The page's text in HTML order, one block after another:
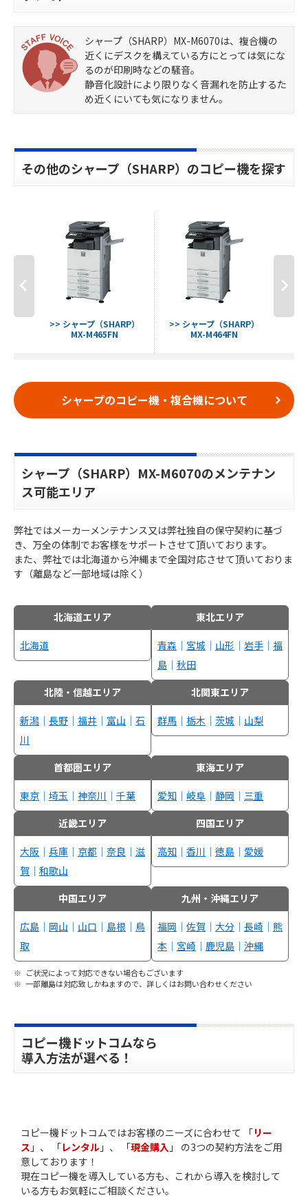
シャープ（SHARP）MX-M6070は、複合機の
近くにデスクを構えている方にとっては気にな
るのが印刷時などの騒音。
静音化設計により限りなく音漏れを防止するた
め近くにいても気になりません。
その他のシャープ（SHARP）のコピー機を探す
>> シャープ（SHARP）
MX-M465FN
>> シャープ（SHARP）
MX-M464FN
シャープのコピー機・複合機について
シャープ（SHARP）MX-M6070のメンテナン
ス可能エリア
弊社ではメーカーメンテナンス又は弊社独自の保守契約に基づ
き、万全の体制でお客様をサポートさせて頂いております。
また、弊社では北海道から沖縄まで全国対応させて頂いておりま
す（離島など一部地域は除く）
北海道エリア
北海道
東北エリア
青森 ｜ 宮城 ｜ 山形 ｜ 岩手 ｜ 福
島 ｜ 秋田
北陸・信越エリア
新潟 ｜ 長野 ｜ 福井 ｜ 富山 ｜ 石
川
北関東エリア
群馬 ｜ 栃木 ｜ 茨城 ｜ 山梨
首都圏エリア
東京 ｜ 埼玉 ｜ 神奈川 ｜ 千葉
東海エリア
愛知 ｜ 岐阜 ｜ 静岡 ｜ 三重
近畿エリア
大阪 ｜ 兵庫 ｜ 京都 ｜ 奈良 ｜ 滋
賀 ｜ 和歌山
四国エリア
高知 ｜ 香川 ｜ 徳島 ｜ 愛媛
中国エリア
広島 ｜ 岡山 ｜ 山口 ｜ 島根 ｜ 鳥
取
九州・沖縄エリア
福岡 ｜ 佐賀 ｜ 大分 ｜ 長崎 ｜ 熊
本 ｜ 宮崎 ｜ 鹿児島 ｜ 沖縄
ご状況によって対応できない場合もございます
一部離島は対応致しかねますので、詳しくはお問い合わせください
コピー機ドットコムなら
導入方法が選べる！
コピー機ドットコムではお客様のニーズに合わせて 「リー
ス 」、 「レンタル 」、 「現金購入 」 の3つの契約方法をご用
意しております！
現在コピー機を導入している方も、これから導入を検討して
いる方もお気軽にご相談ください。